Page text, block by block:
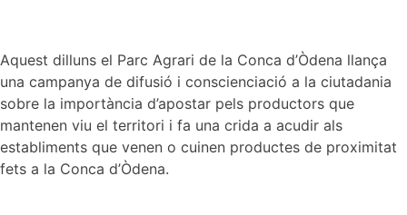
Aquest dilluns el Parc Agrari de la Conca d’Òdena llança
una campanya de difusió i conscienciació a la ciutadania
sobre la importància d’apostar pels productors que
mantenen viu el territori i fa una crida a acudir als
establiments que venen o cuinen productes de proximitat
fets a la Conca d’Òdena.